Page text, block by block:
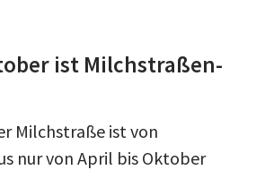
ist Milchstraßen-
Milchstraße ist von
nur von April bis Oktober